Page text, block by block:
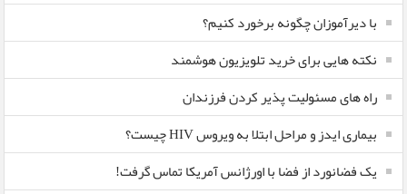
با دیرآموزان چگونه برخورد کنیم؟
نکته هایی برای خرید تلویزیون هوشمند
راه های مسئولیت پذیر کردن فرزندان
بیماری ایدز و مراحل ابتلا به ویروس HIV چیست؟
یک فضانورد از فضا با اورژانس آمریکا تماس گرفت!